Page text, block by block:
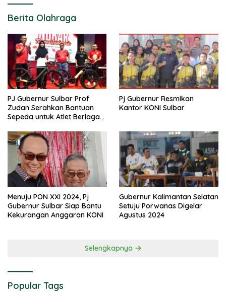
Berita Olahraga
PJ Gubernur Sulbar Prof
Zudan Serahkan Bantuan
Sepeda untuk Atlet Berlaga
Pj Gubernur Resmikan
Kantor KONI Sulbar
Menuju PON XXI 2024, Pj
Gubernur Sulbar Siap Bantu
Kekurangan Anggaran KONI
Gubernur Kalimantan Selatan
Setuju Porwanas Digelar
Agustus 2024
Selengkapnya
Popular Tags